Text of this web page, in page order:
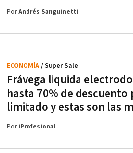
PorAndrés Sanguinetti
Frávega liquida
hasta 70% de
limitado y estas son las
ECONOMÍA/ Super Sale
PoriProfesional